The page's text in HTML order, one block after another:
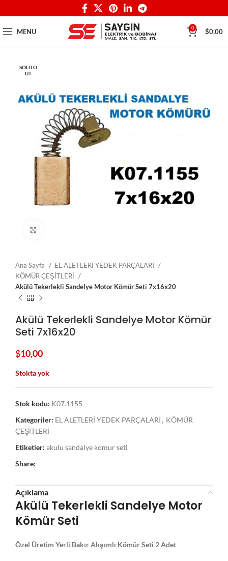
MENU 0 $0,00
SOLD O
UT
Ana Sayfa
EL ALETLERİ YEDEK PARÇALARI
KÖMÜR ÇEŞİTLERİ
Akülü Tekerlekli Sandelye Motor Kömür Seti 7x16x20
Akülü Tekerlekli Sandelye Motor Kömür
Seti 7x16x20
$10,00
Stokta yok
Stok kodu: K07.1155
Kategoriler: EL ALETLERİ YEDEK PARÇALARI , KÖMÜR
ÇEŞİTLERİ
Etiketler: akulu sandalye komur seti
Share:
Açıklama
Akülü Tekerlekli Sandelye Motor
Kömür Seti
Özel Üretim Yerli Bakır Alışımlı Kömür Seti 2 Adet